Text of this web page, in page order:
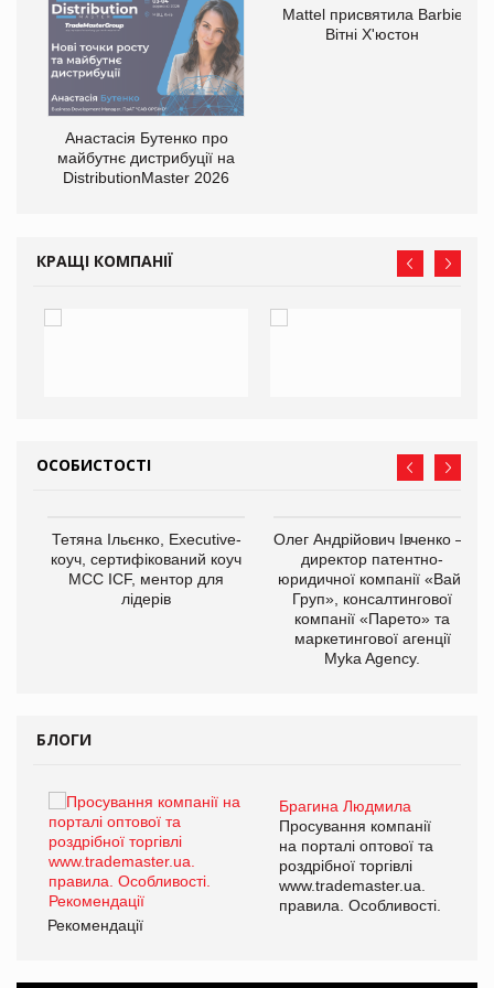
Анастасія Бутенко про
майбутнє дистрибуції на
DistributionMaster 2026
Mattel присвятила Barbie
Вітні Х'юстон
КРАЩІ КОМПАНІЇ
ОСОБИСТОСТІ
Тетяна Ільєнко, Executive-
коуч, сертифікований коуч
МСС ICF, ментор для
лідерів
Олег Андрійович Івченко —
директор патентно-
юридичної компанії «Вайз
Груп», консалтингової
компанії «Парето» та
маркетингової агенції
Myka Agency.
БЛОГИ
Брагина Людмила
Просування компанії
на порталі оптової та
роздрібної торгівлі
www.trademaster.ua.
правила. Особливості.
Рекомендації